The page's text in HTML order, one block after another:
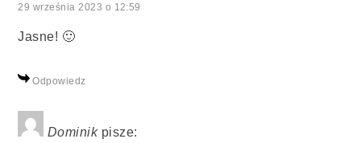
29 września 2023 o 12:59
Jasne! 🙂
Odpowiedz
Dominik pisze: